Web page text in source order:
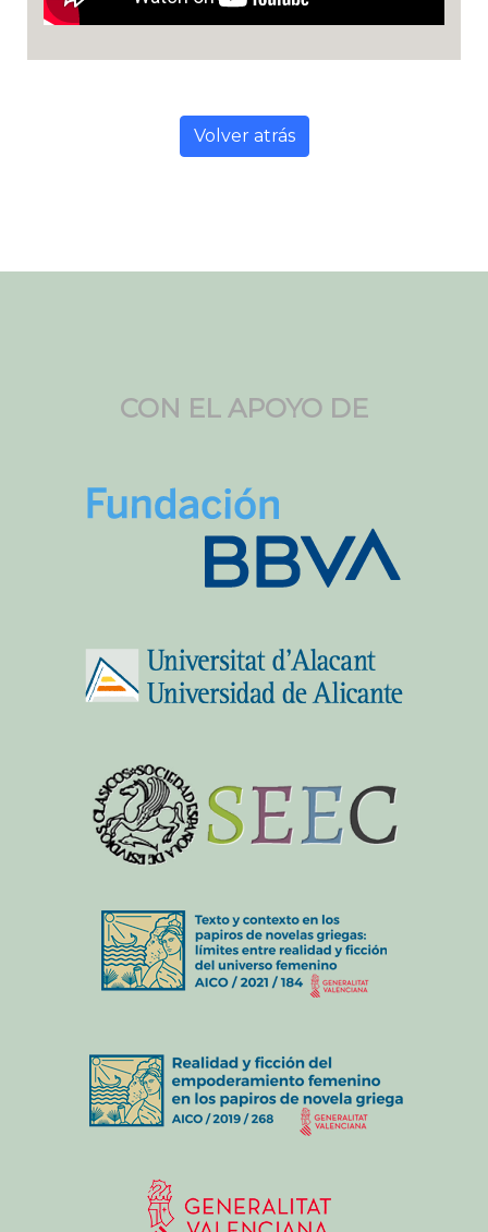
Volver atrás
CON EL APOYO DE